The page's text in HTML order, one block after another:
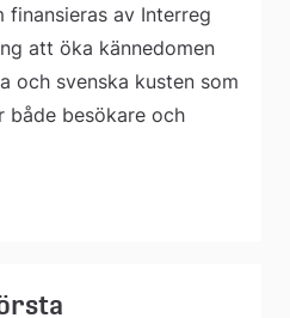
att öka kännedomen
och svenska kusten som
besökare och